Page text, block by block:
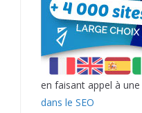
en faisant appel à une
dans le SEO